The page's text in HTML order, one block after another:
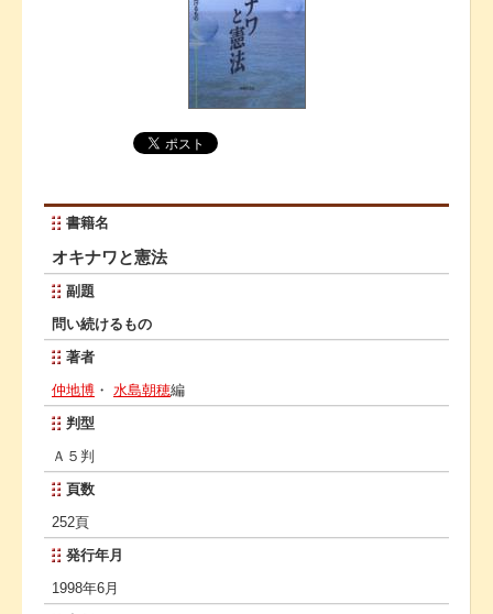
書籍名
オキナワと憲法
副題
問い続けるもの
著者
仲地博 ・ 水島朝穂編
判型
Ａ５判
頁数
252頁
発行年月
1998年6月